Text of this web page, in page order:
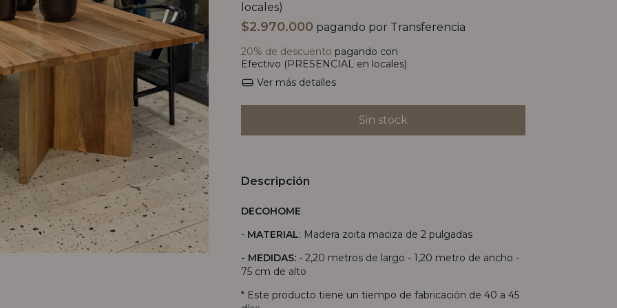
locales)
$2.970.000 pagando por Transferencia
20% de descuento pagando con
Efectivo (PRESENCIAL en locales)
Ver más detalles
Descripción
DECOHOME
- MATERIAL: Madera zoita maciza de 2 pulgadas
- MEDIDAS: - 2,20 metros de largo - 1,20 metro de ancho -
75 cm de alto
* Este producto tiene un tiempo de fabricación de 40 a 45